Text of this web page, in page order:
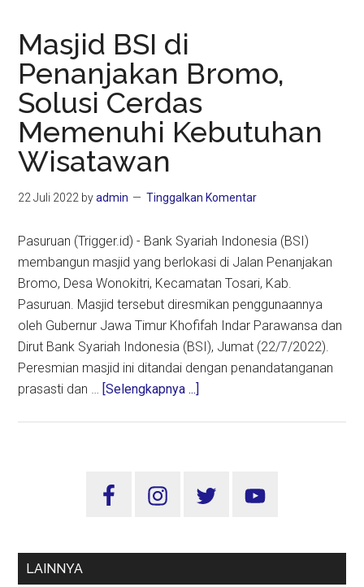
Masjid BSI di
Penanjakan Bromo,
Solusi Cerdas
Memenuhi Kebutuhan
Wisatawan
22 Juli 2022 byadmin Tinggalkan Komentar
Pasuruan (Trigger.id) - Bank Syariah Indonesia (BSI)
membangun masjid yang berlokasi di Jalan Penanjakan
Bromo, Desa Wonokitri, Kecamatan Tosari, Kab.
Pasuruan. Masjid tersebut diresmikan penggunaannya
oleh Gubernur Jawa Timur Khofifah Indar Parawansa dan
Dirut Bank Syariah Indonesia (BSI), Jumat (22/7/2022).
Peresmian masjid ini ditandai dengan penandatanganan
prasasti dan … [Selengkapnya ...]
Bromo,
Memenuhi
Sidebar
LAINNYA